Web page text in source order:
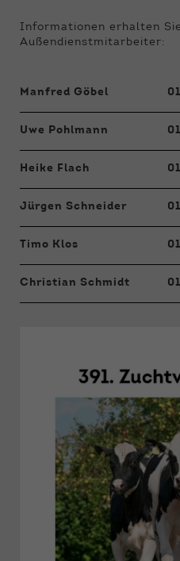
Informationen erhalten
Außendienstmitarbeiter:
Manfred Göbel
Uwe Pohlmann
Heike Flach
Jürgen Schneider
Timo Klos
Christian Schmidt
Laufzeit 1 Jahr
Wir verwenden auf
Inhalte, um Ihnen